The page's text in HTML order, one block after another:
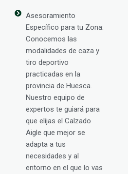
Asesoramiento
Específico para tu Zona:
Conocemos las
modalidades de caza y
tiro deportivo
practicadas en la
provincia de Huesca.
Nuestro equipo de
expertos te guiará para
que elijas el Calzado
Aigle que mejor se
adapta a tus
necesidades y al
entorno en el que lo vas